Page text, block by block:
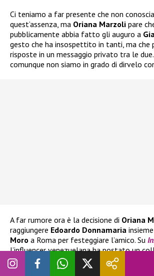
Ci teniamo a far presente che non
quest’assenza, ma Oriana Marzoli pare
pubblicamente abbia fatto gli auguro a
gesto che ha insospettito in tanti, ma che
risposte in un messaggio privato tra le
comunque non siamo in grado di dirvelo
A far rumore ora è la decisione di Oriana
raggiungere Edoardo Donnamaria
Moro a Roma per festeggiare l’amico. Su
l’influencer venezuelana ha postato un
scatti in bianco e nero in cui si mostra
insieme all’amico Edoardo e al suo